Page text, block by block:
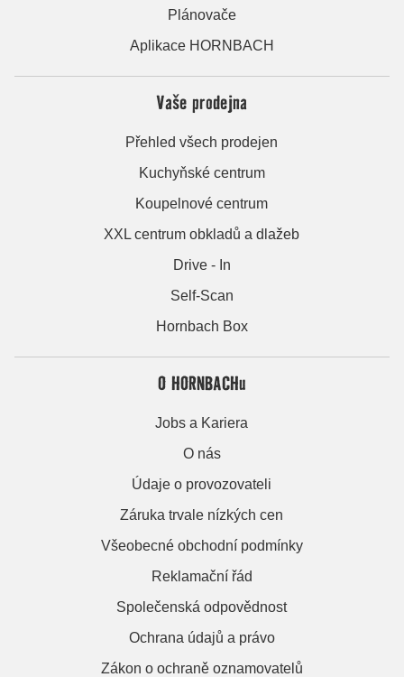
Plánovače
Aplikace HORNBACH
Vaše prodejna
Přehled všech prodejen
Kuchyňské centrum
Koupelnové centrum
XXL centrum obkladů a dlažeb
Drive - In
Self-Scan
Hornbach Box
O HORNBACHu
Jobs a Kariera
O nás
Údaje o provozovateli
Záruka trvale nízkých cen
Všeobecné obchodní podmínky
Reklamační řád
Společenská odpovědnost
Ochrana údajů a právo
Zákon o ochraně oznamovatelů